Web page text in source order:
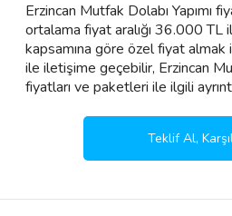
Erzincan Mutfak Dolabı Yapımı
ortalama fiyat aralığı 36.000 TL
kapsamına göre özel fiyat
ile iletişime geçebilir, Erzincan
fiyatları ve paketleri ile ilgili
Teklif Al,